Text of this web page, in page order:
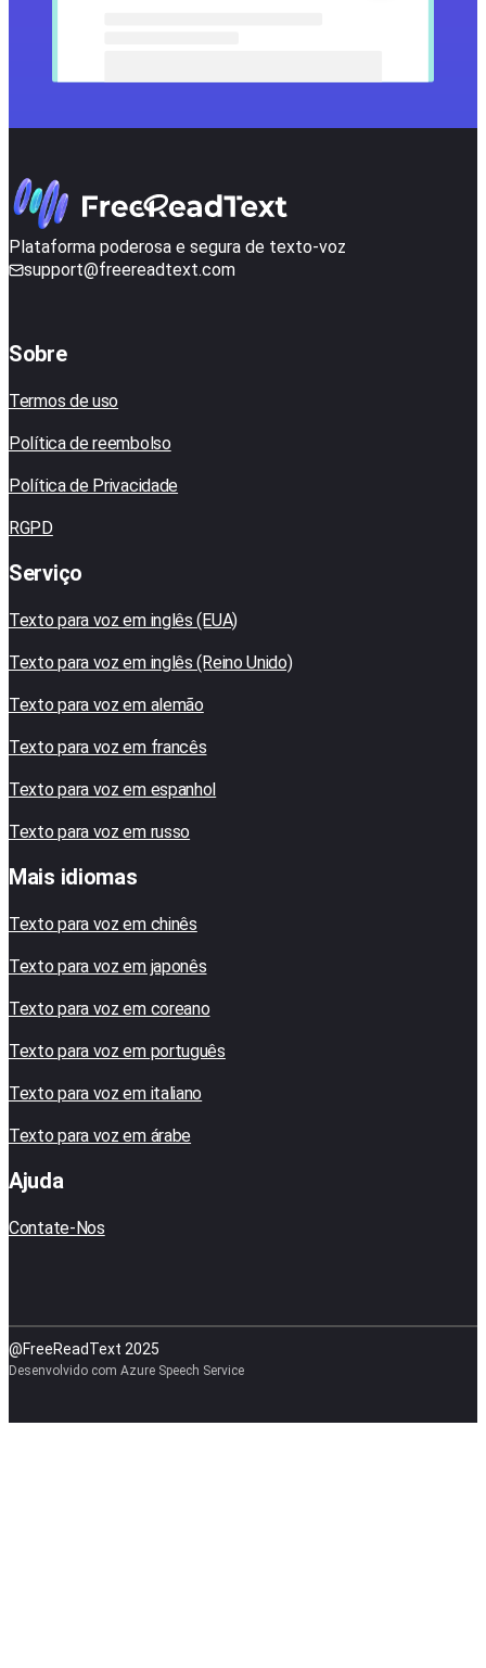
Plataforma poderosa e segura de texto-voz
support@freereadtext.com
Sobre
Termos de uso
Política de reembolso
Política de Privacidade
RGPD
Serviço
Texto para voz em inglês (EUA)
Texto para voz em inglês (Reino Unido)
Texto para voz em alemão
Texto para voz em francês
Texto para voz em espanhol
Texto para voz em russo
Mais idiomas
Texto para voz em chinês
Texto para voz em japonês
Texto para voz em coreano
Texto para voz em português
Texto para voz em italiano
Texto para voz em árabe
Ajuda
Contate-Nos
@FreeReadText 2025
Desenvolvido com Azure Speech Service